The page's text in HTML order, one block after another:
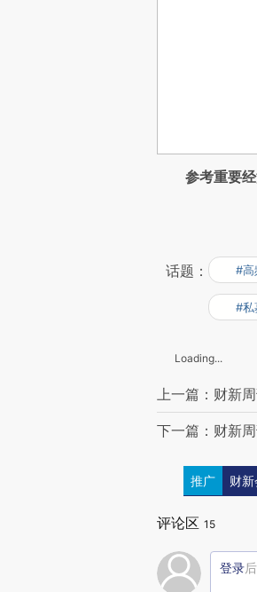
参考重要
话题： #高
#私
Loading...
上一篇：财新
下一篇：财新
推广 财
评论区 15
登录